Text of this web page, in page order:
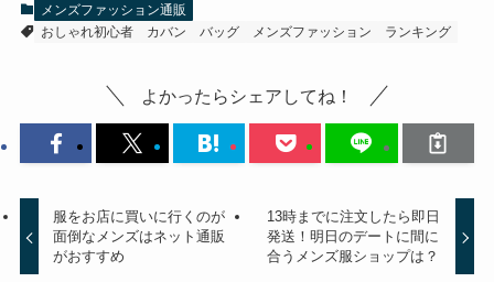
メンズファッション通販
おしゃれ初心者
カバン バッグ メンズファッション ランキング
よかったらシェアしてね！
服をお店に買いに行くのが
面倒なメンズはネット通販
がおすすめ
13時までに注文したら即日
発送！明日のデートに間に
合うメンズ服ショップは？